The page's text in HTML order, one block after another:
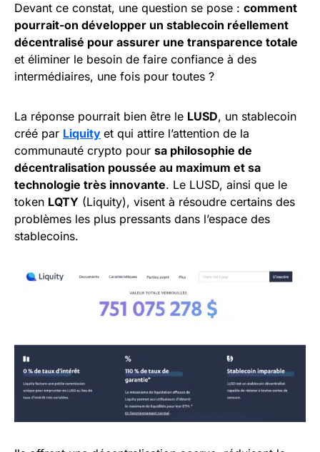
Devant ce constat, une question se pose : comment
pourrait-on développer un stablecoin réellement
décentralisé pour assurer une transparence totale
et éliminer le besoin de faire confiance à des
intermédiaires, une fois pour toutes ?
La réponse pourrait bien être le LUSD, un stablecoin
créé par Liquity et qui attire l’attention de la
communauté crypto pour sa philosophie de
décentralisation poussée au maximum et sa
technologie très innovante. Le LUSD, ainsi que le
token LQTY (Liquity), visent à résoudre certains des
problèmes les plus pressants dans l’espace des
stablecoins.